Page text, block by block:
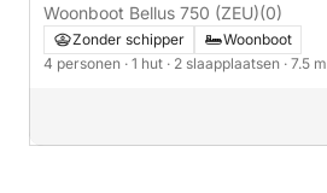
Woonboot Bellus 750 (ZEU)(0)
Zonder schipper
Woonboot
4 personen · 1 hut · 2 slaapplaatsen · 7.5 m